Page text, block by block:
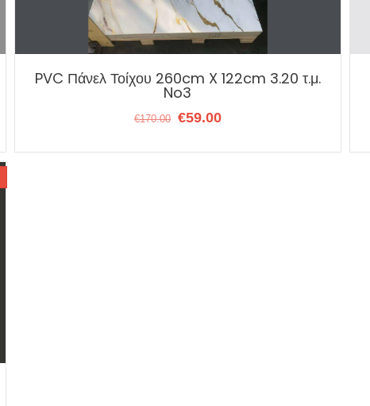
PVC Πάνελ Τοίχου 260cm X 122cm 3.20 τ.μ.
No3
€170.00
Original
€59.00Η